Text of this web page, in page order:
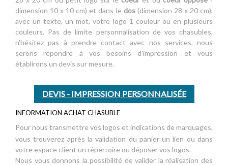
dimension 10 x 10 cm) et dans le dos(dimension 28 x 20 cm),
avec un texte, un mot, votre logo 1 couleur ou en plusieurs
couleurs. Pas de limite personnalisation de vos chasubles,
n'hésitez pas à prendre contact avec nos services, nous
serons répondre à vos besoins d'impression et vous
établirons un devis sur mesure.
DEVIS - IMPRESSION PERSONNALISÉE
INFORMATION ACHAT CHASUBLE
Pour nous transmettre vos logos et indications de marquages,
vous trouverez après la validation du panier un lien ou dans
votre espace client un répertoire ou déposer vos logos.
Nous vous donnons la possibilité de valider la réalisation des